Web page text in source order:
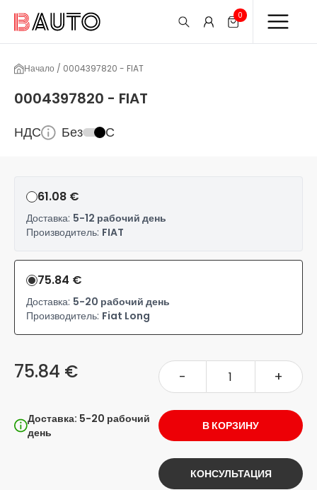
0
Начало / 0004397820 - FIAT
0004397820 - FIAT
НДС Без С
61.08 €
Доставка: 5-12 рабочий день
Производитель: FIAT
75.84 €
Доставка: 5-20 рабочий день
Производитель: Fiat Long
75.84 € - +
Доставка: 5-20 рабочий
день
В КОРЗИНУ
КОНСУЛЬТАЦИЯ